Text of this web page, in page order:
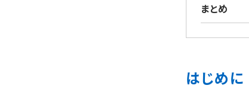
まとめ
はじめに